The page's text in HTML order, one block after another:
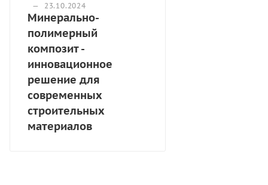
—
23.10.2024
Минерально-
полимерный
композит -
инновационное
решение для
современных
строительных
материалов